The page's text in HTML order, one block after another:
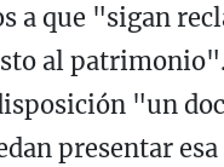
a que "sigan
al patrimonio".
"un
presentar